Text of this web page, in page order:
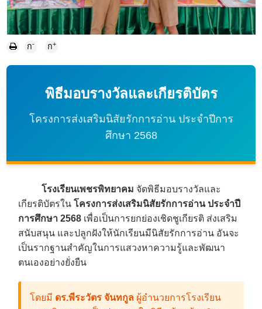
ก- ก+
พิธีมอบรางวัลและเกียรติบัตร
โครงการส่งเสริมนิสัยรักการอ่าน ประจำปีการ
ศึกษา 2568
โรงเรียนเพชรพิทยาคม จัดพิธีมอบรางวัลและ
เกียรติบัตรในโครงการส่งเสริมนิสัยรักการอ่าน ประจำปี
การศึกษา 2568 เพื่อเป็นการยกย่องเชิดชูเกียรติ ส่งเสริม
สนับสนุน และปลูกฝังให้นักเรียนมีนิสัยรักการอ่าน อันจะ
เป็นรากฐานสำคัญในการแสวงหาความรู้และพัฒนา
ตนเองอย่างยั่งยืน
โดยมี ดร.พีระวัตร จันทกูล ผู้อำนวยการโรงเรียน